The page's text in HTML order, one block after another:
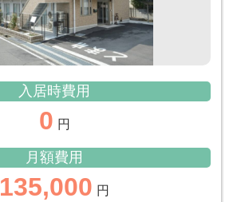
入居時費用
0 円
月額費用
135,000 円